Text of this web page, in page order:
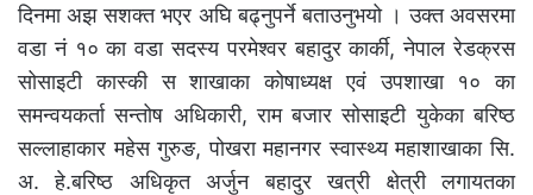
दिनमा अझ सशक्त भएर अघि बढ्नुपर्ने बताउनुभयो । उक्त अवसरमा
वडा नं १० का वडा सदस्य परमेश्‍वर बहादुर कार्की, नेपाल रेडक्रस
सोसाइटी कास्की स शाखाका कोषाध्यक्ष एवं उपशाखा १० का
समन्वयकर्ता सन्तोष अधिकारी, राम बजार सोसाइटी युकेका बरिष्ठ
सल्लाहाकार महेस गुरुङ, पोखरा महानगर स्वास्थ्य महाशाखाका सि.
अ. हे.बरिष्ठ अधिकृत अर्जुन बहादुर खत्री क्षेत्री लगायतका